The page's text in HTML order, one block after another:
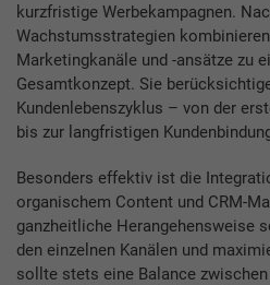
kurzfristige Werbekampagnen.
Wachstumsstrategien
Marketingkanäle und -ansätze zu
Gesamtkonzept. Sie
Kundenlebenszyklus – von der
bis zur langfristigen
Besonders effektiv ist die
organischem Content und CRM-
ganzheitliche Herangehensweise
den einzelnen Kanälen und
sollte stets eine Balance